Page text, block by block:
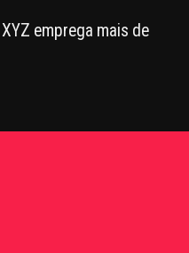
emprega mais de